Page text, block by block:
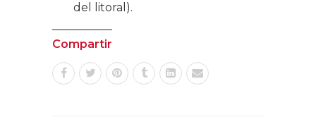
del litoral).
Compartir